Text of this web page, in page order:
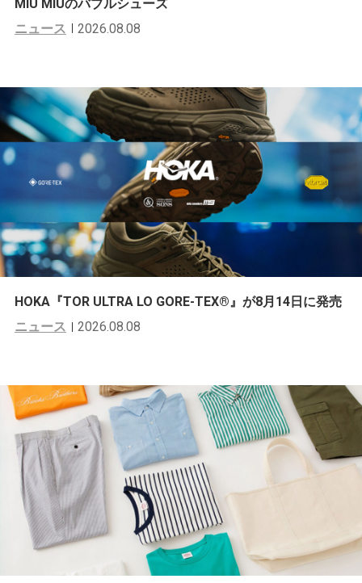
MIU MIUのバブルシューズ
ニュース
2026.08.08
HOKA『TOR ULTRA LO GORE-TEX®︎』が8月14日に発売
ニュース
2026.08.08